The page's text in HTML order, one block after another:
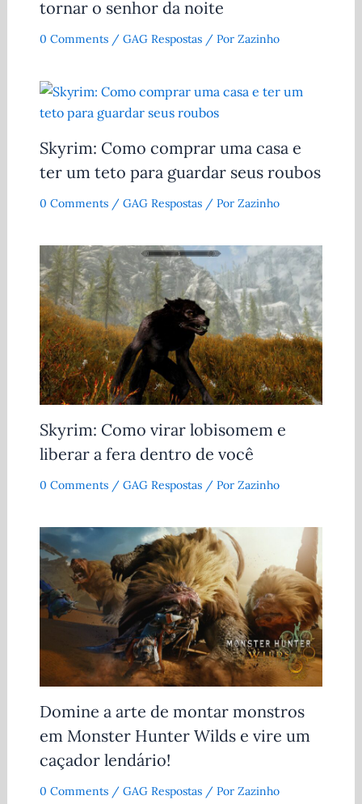
tornar o senhor da noite
0 Comments / GAG Respostas/ Por Zazinho
Skyrim: Como comprar uma casa e
ter um teto para guardar seus roubos
0 Comments / GAG Respostas/ Por Zazinho
Skyrim: Como virar lobisomem e
liberar a fera dentro de você
0 Comments / GAG Respostas/ Por Zazinho
Domine a arte de montar monstros
em Monster Hunter Wilds e vire um
caçador lendário!
0 Comments / GAG Respostas/ Por Zazinho